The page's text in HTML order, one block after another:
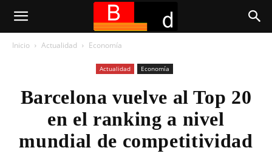
Inicio Actualidad Economía
Actualidad Economía
Barcelona vuelve al Top 20
en el ranking a nivel
mundial de competitividad